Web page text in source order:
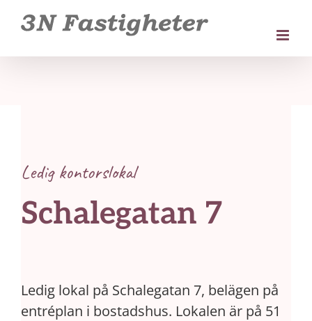
Ledig kontorslokal
Schalegatan 7
Ledig lokal på Schalegatan 7, belägen på
entréplan i bostadshus. Lokalen är på 51